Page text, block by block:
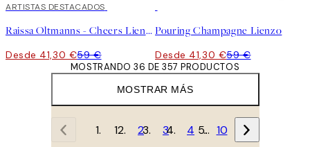
30%*
ARTISTAS DESTACADOS
Raissa Oltmanns - Cheers Lienzo
Desde 41,30 €59 €
Pouring Champagne Lienzo
Desde 41,30 €59 €
MOSTRAR MÁS
MOSTRANDO 36 DE 357 PRODUCTOS
1 2 3 4 … 10